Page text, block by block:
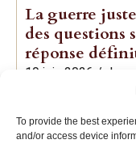
To provide the best
and/or access device
La guerre
des questions
réponse
19 juin 2026 / Jean-